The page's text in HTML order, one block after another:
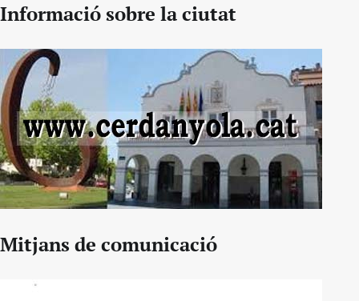
Informació sobre la ciutat
Mitjans de comunicació